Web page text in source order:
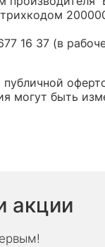
16 37 (в
могут быть
акции